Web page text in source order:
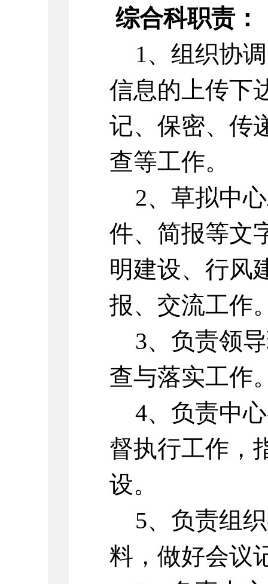
综合科职责：
1、组织协
信息的上传下
记、保密、传
查等工作。
2、草拟中
件、简报等文
明建设、行风
报、交流工作
3、负责领
查与落实工作
4、负责中
督执行工作，
设。
5、负责组
料，做好会议